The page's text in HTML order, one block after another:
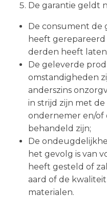
De garantie geldt
De consument
heeft
derden heeft
De geleverde
omstandigheden
anderszins
in strijd zijn met
ondernemer en/of
behandeld zijn;
De
het gevolg is van
heeft gesteld of
aard of de
materialen.